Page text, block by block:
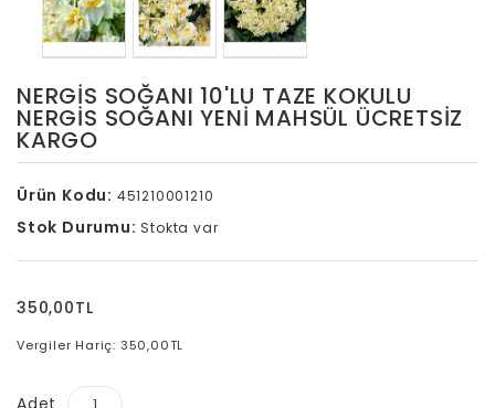
NERGIS SOĞANI 10'LU TAZE KOKULU
NERGIS SOĞANI YENI MAHSÜL ÜCRETSİZ
KARGO
Ürün Kodu: 451210001210
Stok Durumu: Stokta var
350,00TL
Vergiler Hariç: 350,00TL